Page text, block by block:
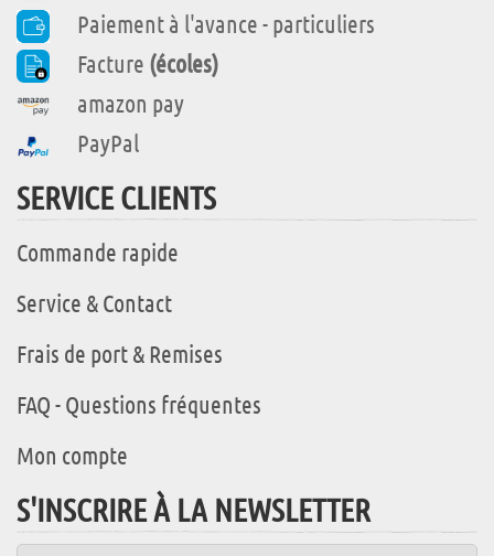
Paiement à l'avance - particuliers
Facture (écoles)
amazon pay
PayPal
SERVICE CLIENTS
Commande rapide
Service & Contact
Frais de port & Remises
FAQ - Questions fréquentes
Mon compte
S'INSCRIRE À LA NEWSLETTER